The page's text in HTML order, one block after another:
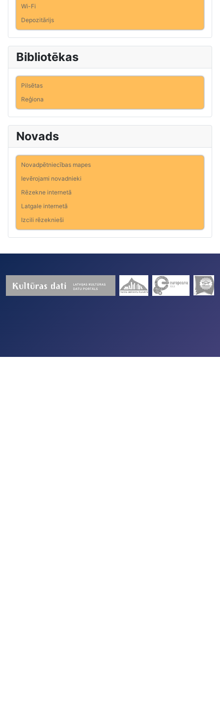
Wi-Fi
Depozitārijs
Bibliotēkas
Pilsētas
Reģiona
Novads
Novadpētniecības mapes
Ievērojami novadnieki
Rēzekne internetā
Latgale internetā
Izcili rēzeknieši